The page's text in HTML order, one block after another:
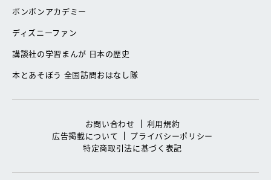
ボンボンアカデミー
ディズニーファン
講談社の学習まんが 日本の歴史
本とあそぼう 全国訪問おはなし隊
お問い合わせ
利用規約
広告掲載について
プライバシーポリシー
特定商取引法に基づく表記